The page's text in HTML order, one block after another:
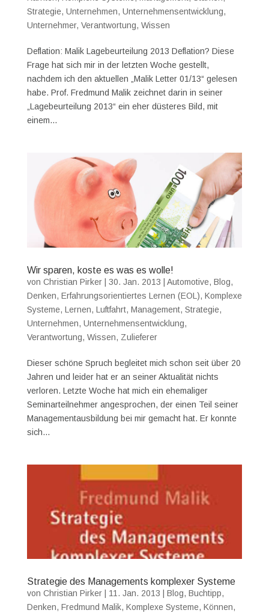
Strategie, Unternehmen, Unternehmensentwicklung,
Unternehmer, Verantwortung, Wissen
Deflation: Malik Lagebeurteilung 2013 Deflation? Diese
Frage hat sich mir in der letzten Woche gestellt,
nachdem ich den aktuellen „Malik Letter 01/13“ gelesen
habe. Prof. Fredmund Malik zeichnet darin in seiner
„Lagebeurteilung 2013“ ein eher düsteres Bild, mit
einem...
Wir sparen, koste es was es wolle!
von Christian Pirker| 30. Jan. 2013 Automotive, Blog,
Denken, Erfahrungsorientiertes Lernen (EOL), Komplexe
Systeme, Lernen, Luftfahrt, Management, Strategie,
Unternehmen, Unternehmensentwicklung,
Verantwortung, Wissen, Zulieferer
Dieser schöne Spruch begleitet mich schon seit über 20
Jahren und leider hat er an seiner Aktualität nichts
verloren. Letzte Woche hat mich ein ehemaliger
Seminarteilnehmer angesprochen, der einen Teil seiner
Managementausbildung bei mir gemacht hat. Er konnte
sich...
Strategie des Managements komplexer Systeme
von Christian Pirker| 11. Jan. 2013 Blog, Buchtipp,
Denken, Fredmund Malik, Komplexe Systeme, Können,